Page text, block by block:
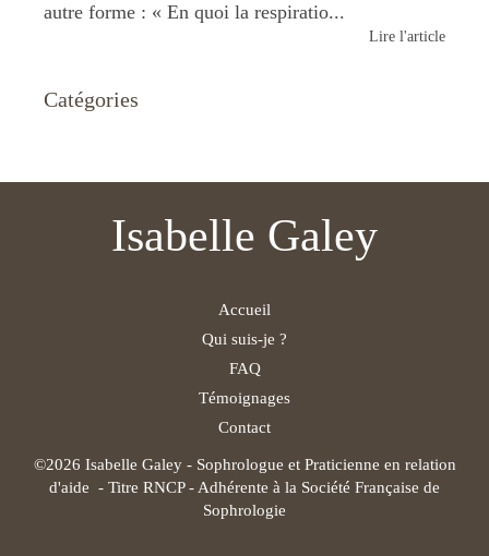
autre forme : « En quoi la respiratio...
Lire l'article
Catégories
Isabelle Galey
Accueil
Qui suis-je ?
FAQ
Témoignages
Contact
©2026 Isabelle Galey - Sophrologue et Praticienne en relation
d'aide - Titre RNCP - Adhérente à la Société Française de
Sophrologie